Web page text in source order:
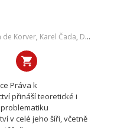
de Korver, Karel Čada, Daniel Patěk
Práva k
přináší teoretické i
v celé jeho šíři, včetně